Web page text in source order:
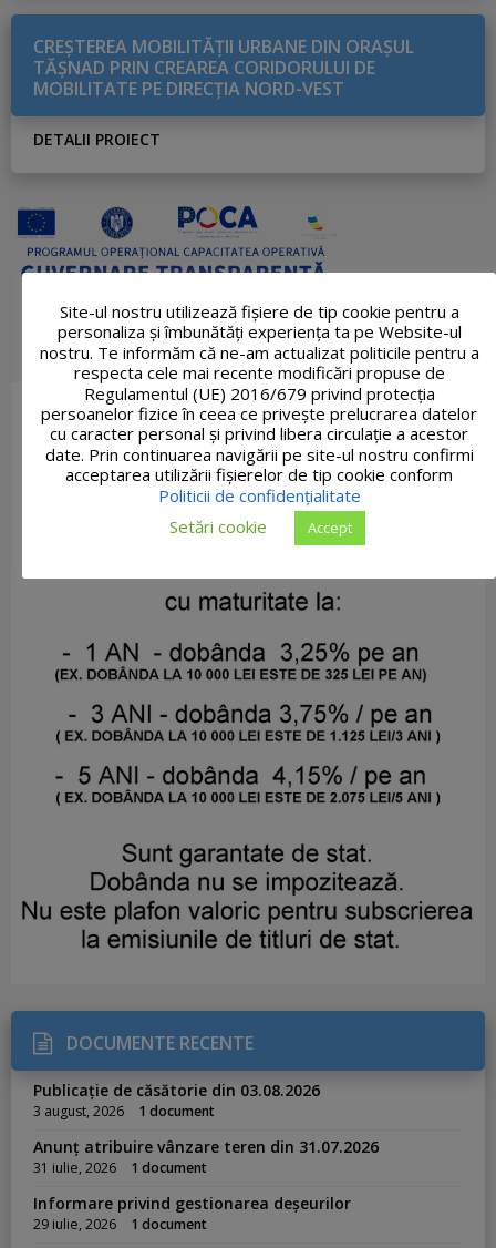
CREŞTEREA MOBILITĂŢII URBANE DIN ORAŞUL
TĂŞNAD PRIN CREAREA CORIDORULUI DE
MOBILITATE PE DIRECŢIA NORD-VEST
DETALII PROIECT
DOCUMENTE RECENTE
Publicație de căsătorie din 03.08.2026
3 august, 2026 1 document
Anunț atribuire vânzare teren din 31.07.2026
31 iulie, 2026 1 document
Informare privind gestionarea deșeurilor
29 iulie, 2026 1 document
Site-ul nostru utilizează fişiere de tip cookie pentru a
personaliza și îmbunătăți experiența ta pe Website-ul
nostru. Te informăm că ne-am actualizat politicile pentru a
respecta cele mai recente modificări propuse de
Regulamentul (UE) 2016/679 privind protecția
persoanelor fizice în ceea ce privește prelucrarea datelor
cu caracter personal și privind libera circulație a acestor
date. Prin continuarea navigării pe site-ul nostru confirmi
acceptarea utilizării fişierelor de tip cookie conform
Politicii de confidențialitate
Setări cookie
Accept